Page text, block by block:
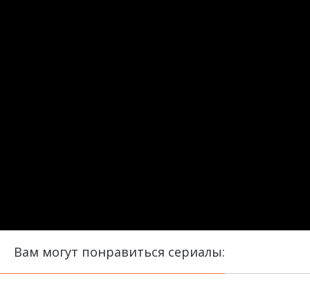
Вам могут понравиться сериалы: